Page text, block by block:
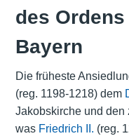
des
Bayern
Die früheste
(reg. 1198-1218) dem
Jakobskirche und den
was Friedrich II. (reg.